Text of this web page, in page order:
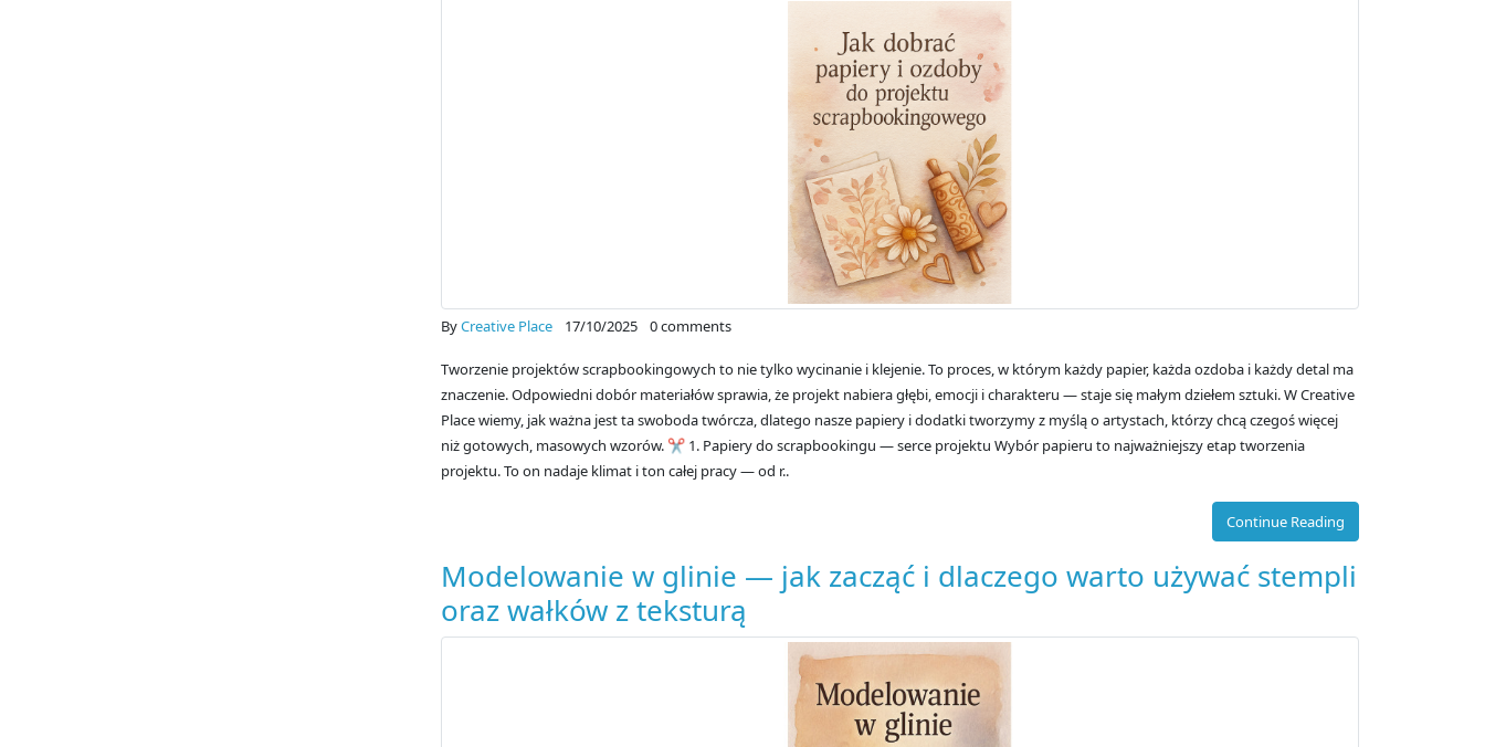
ByCreative Place 17/10/2025 0 comments
Tworzenie projektów scrapbookingowych to nie tylko wycinanie i klejenie. To proces, w którym każdy papier, każda ozdoba i każdy detal ma
znaczenie. Odpowiedni dobór materiałów sprawia, że projekt nabiera głębi, emocji i charakteru — staje się małym dziełem sztuki. W Creative
Place wiemy, jak ważna jest ta swoboda twórcza, dlatego nasze papiery i dodatki tworzymy z myślą o artystach, którzy chcą czegoś więcej
niż gotowych, masowych wzorów. ✂️ 1. Papiery do scrapbookingu — serce projektu Wybór papieru to najważniejszy etap tworzenia
projektu. To on nadaje klimat i ton całej pracy — od r..
Continue Reading
Modelowanie w glinie — jak zacząć i dlaczego warto używać stempli
oraz wałków z teksturą